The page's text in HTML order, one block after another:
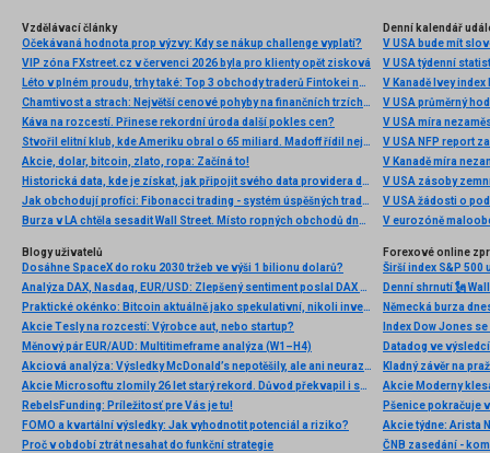
Vzdělávací články
Očekávaná hodnota prop výzvy: Kdy se nákup challenge vyplatí?
VIP zóna FXstreet.cz v červenci 2026 byla pro klienty opět zisková
Léto v plném proudu, trhy také: Top 3 obchody traderů Fintokei na indexech a zlatě
Chamtivost a strach: Největší cenové pohyby na finančních trzích (červenec 2026)
Káva na rozcestí. Přinese rekordní úroda další pokles cen?
Stvořil elitní klub, kde Ameriku obral o 65 miliard. Madoff řídil největší Ponzi dějin
Akcie, dolar, bitcoin, zlato, ropa: Začíná to!
Historická data, kde je získat, jak připojit svého data providera do MultiCharts a proč je budeme potřebovat? (4. díl)
Jak obchodují profíci: Fibonacci trading - systém úspěšných traderů
Burza v LA chtěla sesadit Wall Street. Místo ropných obchodů dnes místem duní basy
Denní kalendář
V USA bude mít
V USA týdenní
V Kanadě Ivey index
V USA průměrný
V USA míra
V USA NFP report
V Kanadě míra
V USA zásoby
V USA žádosti o
V eurozóně
Blogy uživatelů
Dosáhne SpaceX do roku 2030 tržeb ve výši 1 bilionu dolarů?
Analýza DAX, Nasdaq, EUR/USD: Zlepšený sentiment poslal DAX na nová maxima
Praktické okénko: Bitcoin aktuálně jako spekulativní, nikoli investiční aktivum
Akcie Tesly na rozcestí: Výrobce aut, nebo startup?
Měnový pár EUR/AUD: Multitimeframe analýza (W1–H4)
Akciová analýza: Výsledky McDonald’s nepotěšily, ale ani neurazily. Jakou vizi společnost prezentovala?
Akcie Microsoftu zlomily 26 let starý rekord. Důvod překvapil i samotné investory
RebelsFunding: Príležitosť pre Vás je tu!
FOMO a kvartální výsledky: Jak vyhodnotit potenciál a riziko?
Proč v období ztrát nesahat do funkční strategie
Forexové online
Širší index S&P
Index Dow Jones
Kladný závěr na
ČNB zasedání -